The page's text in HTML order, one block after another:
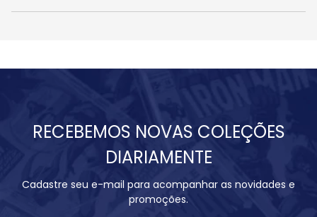
RECEBEMOS NOVAS COLEÇÕES
DIARIAMENTE
Cadastre seu e-mail para acompanhar as novidades e
promoções.